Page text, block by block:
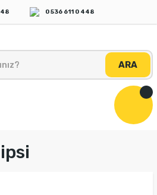
0 536 611 0 448
ARA